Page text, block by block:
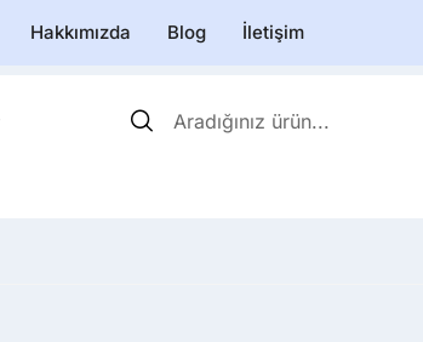
Hakkımızda Blog İletişim